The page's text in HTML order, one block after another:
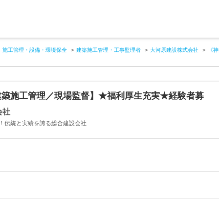
施工管理・設備・環境保全 建築施工管理・工事監理者 大河原建設株式会社 《
築施工管理／現場監督】★福利厚生充実★経験者募
社
伝統と実績を誇る総合建設会社